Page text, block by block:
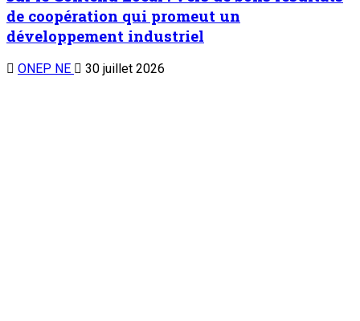
de coopération qui promeut un
développement industriel
ONEP NE 30 juillet 2026